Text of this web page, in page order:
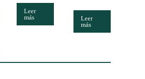
Leer
más
Leer
más